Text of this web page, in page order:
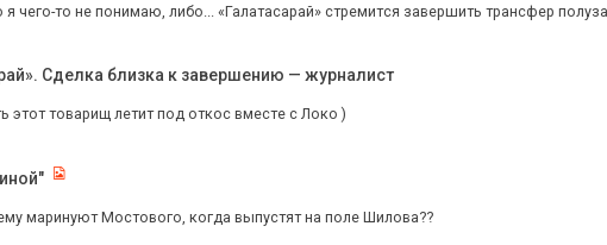
я чего-то не понимаю, либо... «Галатасарай» стремится завершить трансфер
Сделка близка к завершению — журналист
этот товарищ летит под откос вместе с Локо )
маринуют Мостового, когда выпустят на поле Шилова??